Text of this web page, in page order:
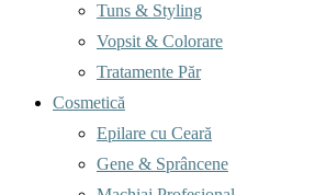
Tuns & Styling
Vopsit & Colorare
Tratamente Păr
Cosmetică
Epilare cu Ceară
Gene & Sprâncene